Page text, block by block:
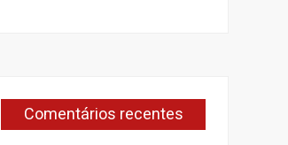
Comentários recentes